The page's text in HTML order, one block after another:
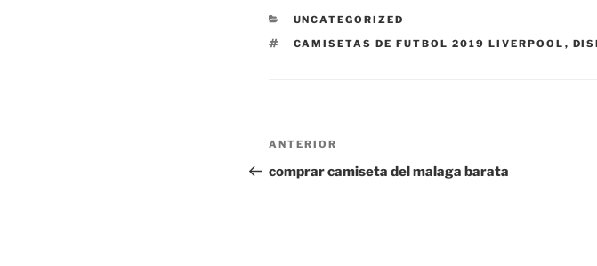
CATEGORÍAS
UNCATEGORIZED
ETIQUETAS
CAMISETAS DE FUTBOL 2019 LIVERPOOL ,
Navegación
de
Entrada
anterior:
ANTERIOR
comprar camiseta del malaga barata